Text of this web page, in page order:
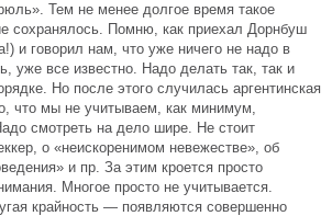
Тем не менее долгое время такое
сохранялось. Помню, как приехал Дорнбуш
и говорил нам, что уже ничего не надо в
уже все известно. Надо делать так, так и
Но после этого случилась аргентинская
что мы не учитываем, как минимум,
смотреть на дело шире. Не стоит
о «неискоренимом невежестве», об
и пр. За этим кроется просто
Многое просто не учитывается.
крайность — появляются совершенно